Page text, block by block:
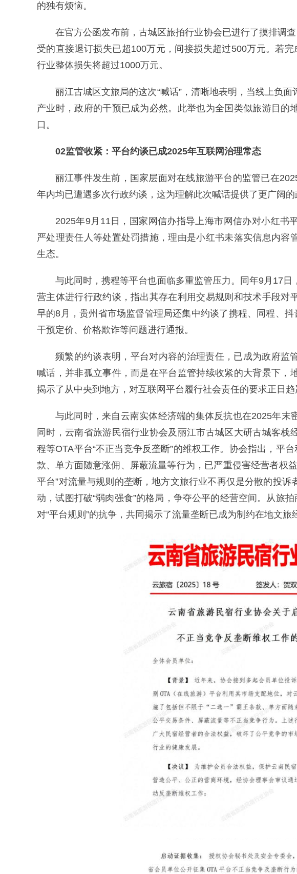
的独有烦恼。
在官方公函发布前，古城区旅拍行业协会已进行了摸排调
受的直接退订损失已超100万元，间接损失超过500万元。若
行业整体损失将超过1000万元。
丽江古城区文旅局的这次“喊话”，清晰地表明，当线上负
产业时，政府的干预已成为必然。此举也为全国类似旅游目的
口。
02监管收紧：平台约谈已成2025年互联网治理常态
丽江事件发生前，国家层面对在线旅游平台的监管已在
年内均已遭遇多次行政约谈，这为理解此次喊话提供了更广阔的
2025年9月11日，国家网信办指导上海市网信办对小红书
严处理责任人等处置处罚措施，理由是小红书未落实信息内容
生态。
与此同时，携程等平台也面临多重监管压力。同年9月17
营主体进行行政约谈，指出其存在利用交易规则和技术手段对
早的8月，贵州省市场监督管理局还集中约谈了携程、同程、抖
干预定价、价格欺诈等问题进行通报。
频繁的约谈表明，平台对内容的治理责任，已成为政府监
喊话，并非孤立事件，而是在平台监管持续收紧的大背景下，
揭示了从中央到地方，对互联网平台履行社会责任的要求正日趋
与此同时，来自云南实体经济端的集体反抗也在2025年末
同时，云南省旅游民宿行业协会及丽江市古城区大研古城客栈
程等OTA平台“不正当竞争反垄断”的维权工作。协会指出，平
款、单方面随意涨佣、屏蔽流量等行为，已严重侵害经营者权
平台”对流量与规则的垄断，地方文旅行业不再仅是分散的投
动，试图打破“弱肉强食”的格局，争夺公平的经营空间。从旅
对“平台规则”的抗争，共同揭示了流量垄断已成为制约在地文旅